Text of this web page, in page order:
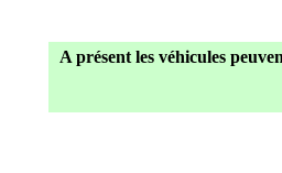
A présent les véhicules